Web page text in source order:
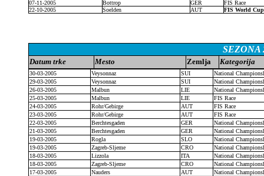
07-11-2005
Bottrop GER
FIS Race
22-10-2005
Soelden AUT FIS World
SEZONA
Datum trke Mesto Zemlja Kategorija
30-03-2005 Veysonnaz SUI
National
29-03-2005
Veysonnaz SUI
National
26-03-2005
Malbun LIE
National
25-03-2005
Malbun LIE
FIS Race
24-03-2005
Rohr/Gebirge AUT
FIS Race
23-03-2005
Rohr/Gebirge AUT
FIS Race
22-03-2005
Berchtesgaden GER
National
21-03-2005
Berchtesgaden GER
National
19-03-2005
Rogla SLO
National
19-03-2005
Zagreb-Sljeme CRO
National
18-03-2005
Lizzola ITA
National
18-03-2005
Zagreb-Sljeme CRO
National
17-03-2005
Nauders AUT
National